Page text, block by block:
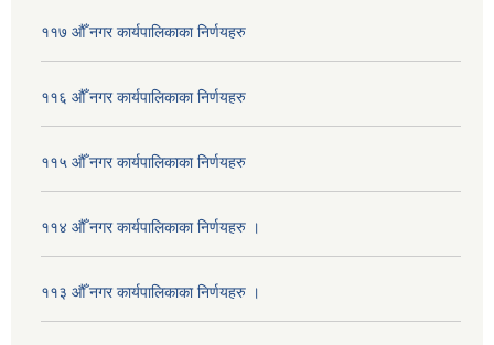
११७ औँ नगर कार्यपालिकाका निर्णयहरु
११६ औँ नगर कार्यपालिकाका निर्णयहरु
११५ औँ नगर कार्यपालिकाका निर्णयहरु
११४ औँ नगर कार्यपालिकाका निर्णयहरु ।
११३ औँ नगर कार्यपालिकाका निर्णयहरु ।